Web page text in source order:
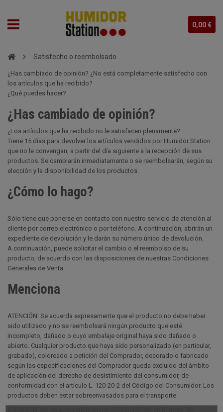
0,00 €
Satisfecho o reembolsado
¿Has cambiado de opinión? ¿No está completamente satisfecho con
los artículos que ha recibido?
¿Qué puedes hacer?
¿Has cambiado de opinión?
¿Los artículos que ha recibido no le satisfacen plenamente?
Tiene 15 días para devolver los artículos vendidos por Humidor Station
que no le convengan, a partir del día siguiente a la recepción de sus
productos. Se cambiarán inmediatamente o se reembolsarán, según su
elección y la disponibilidad de los productos.
¿Cómo lo hago?
Sólo tiene que ponerse en contacto con nuestro servicio de atención al
cliente por correo electrónico o por teléfono. A continuación, abrirán un
expediente de devolución y le darán su número único de devolución.
A continuación, puede solicitar el cambio o el reembolso de su
producto, de acuerdo con las disposiciones de nuestras Condiciones
Generales de Venta.
Menciona
ATENCIÓN: Se acuerda expresamente que el producto no debe haber
sido utilizado y no se reembolsará ningún producto que esté
incompleto, dañado o cuyo embalaje original haya sido dañado o
abierto. Cualquier producto que haya sido personalizado (en particular,
grabado), coloreado a petición del Comprador, decorado o fabricado
según las especificaciones del Comprador queda excluido del ámbito
de aplicación del derecho de desistimiento del consumidor, de
conformidad con el artículo L. 120-20-2 del Código del Consumidor. Los
productos deben estar sobreenvasados para el transporte.